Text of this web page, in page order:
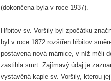
(dokončena byla v roce 1937).
Hřbitov sv. Voršily byl zpočátku
byl v roce 1872 rozšířen hřbitov
postavena nová márnice, v níž měli
zastihla smrt. Zajímavý údaj je
vystavěná kaple sv. Voršily, kterou